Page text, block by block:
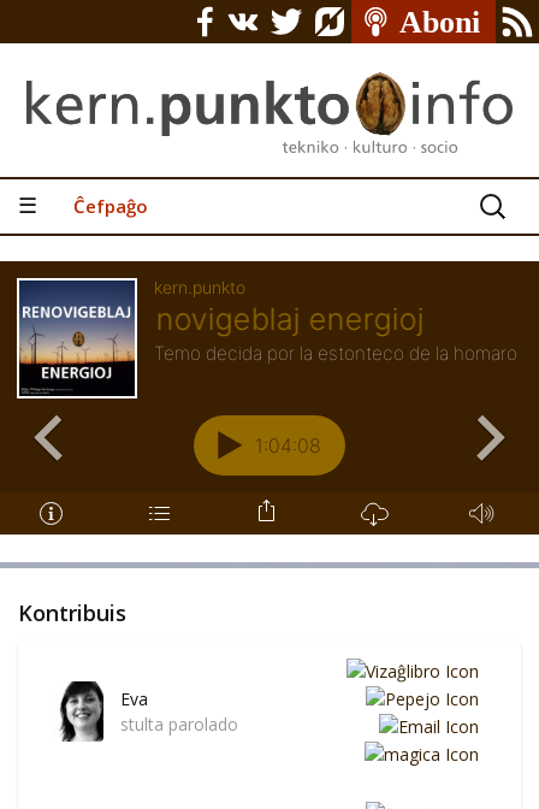
☰ Ĉefpaĝo
Serĉu:
Kontribuis
Eva
stulta parolado